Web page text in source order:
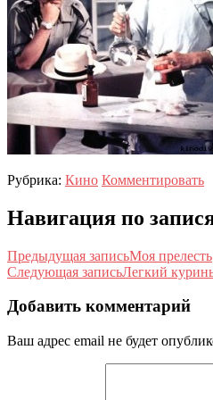
Рубрика: Кино Комментировать
Навигация по
Предыдущая записьМоя прелесть
Следующая записьЛегкий
Добавить комментарий
Ваш адрес email не будет